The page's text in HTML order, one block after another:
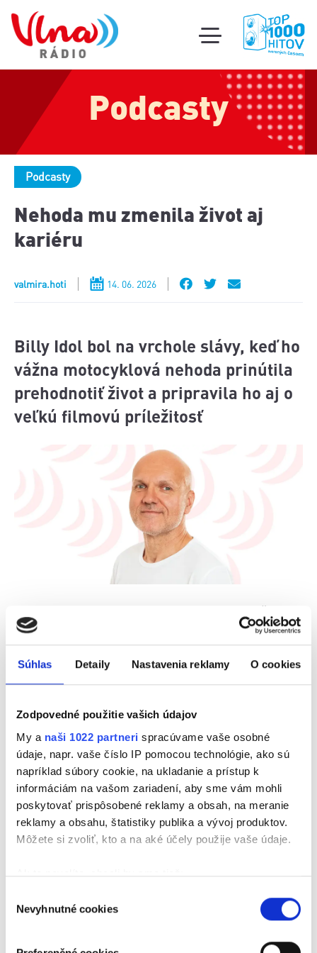
Súhlas Detaily Nastavenia reklamy O cookies
Zodpovedné použitie vašich údajov
My a naši 1022 partneri spracúvame vaše osobné
údaje, napr. vaše číslo IP pomocou technológie, ako sú
napríklad súbory cookie, na ukladanie a prístup k
informáciám na vašom zariadení, aby sme vám mohli
poskytovať prispôsobené reklamy a obsah, na meranie
reklamy a obsahu, štatistiky publika a vývoj produktov.
Môžete si zvoliť, kto a na aké účely použije vaše údaje.
Ak to povolíte, chceli by sme tiež:
polohe s presnosťou na niekoľko metrov
skenovaním konkrétnych charakteristík (odtlačky
súhlasu
Nevyhnutné cookies
toggle
mobile
menu
Podcasty
Podcasty
Nehoda mu zmenila život aj
kariéru
valmira.hoti 14. 06. 2026
Billy Idol bol na vrchole slávy, keď ho
vážna motocyklová nehoda prinútila
prehodnotiť život a pripravila ho aj o
veľkú filmovú príležitosť
Dnes je Billy Idol dedkom štyroch vnučiek a žije
pokojnejším životom, no na prelome 80. a 90. rokov
patril medzi najdivokejšie hviezdy rockovej scény.
V tom období zažíval obrovský úspech, no zároveň
bojoval s nadmerným užívaním alkoholu a drog. Vo
nehody. Nasledovali dlhé mesiace liečby a dokonca
hrozilo, že o nohu príde. Billy Idol neskôr priznal,
že práve pobyt v nemocnici mu pomohol zamyslieť
sa nad svojím životom a zmeniť svoje správanie.
Nehoda ho však pripravila aj o veľkú filmovú šancu.
Mal stvárniť záporáka vo filme Terminator 2:
Judgment Day po boku Arnolda Schwarzeneggra.
Pre zdravotné problémy však úlohu nakoniec získal
najpamätnejších v histórii akčných filmov. Viac
podobných príbehov má pre vás Flebo v relácií Hity
overené časom a ich hudobné príbehy.